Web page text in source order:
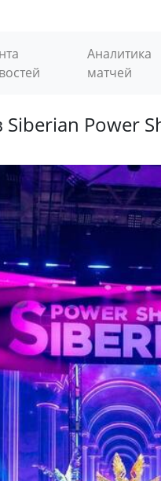
Аналитика
матчей
Power